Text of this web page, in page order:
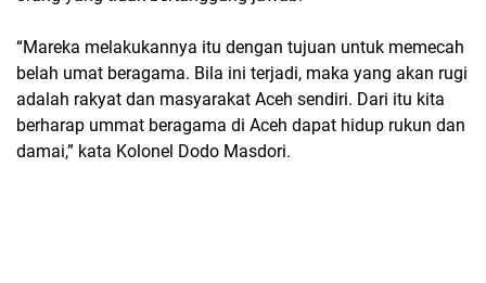
“Mareka melakukannya itu dengan tujuan untuk memecah
belah umat beragama. Bila ini terjadi, maka yang akan rugi
adalah rakyat dan masyarakat Aceh sendiri. Dari itu kita
berharap ummat beragama di Aceh dapat hidup rukun dan
damai,” kata Kolonel Dodo Masdori.